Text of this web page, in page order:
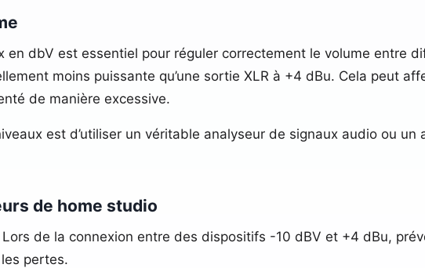
en dbV est essentiel pour réguler correctement le volume entre
moins puissante qu’une sortie XLR à +4 dBu. Cela peut
de manière excessive.
est d’utiliser un véritable analyseur de signaux audio ou
de home studio
Lors de la connexion entre des dispositifs -10 dBV et +4 dBu,
pertes.